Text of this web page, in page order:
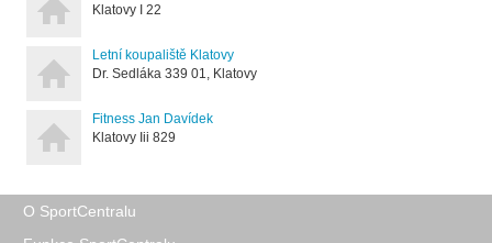
Klatovy I 22
Letní koupaliště Klatovy
Dr. Sedláka 339 01, Klatovy
Fitness Jan Davídek
Klatovy Iii 829
O SportCentralu